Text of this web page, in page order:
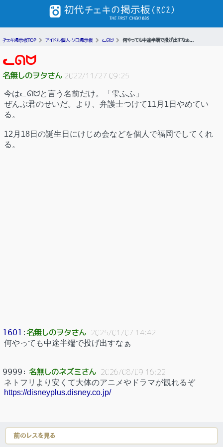
チェキ掲示板TOP アイドル個人・ソロ掲示板 ᓚᘏᗢ 何やっても中途半端で投げ出すなぁ...
ᓚᘏᗢ
名無しのヲタさん 2022/11/27 09:25
今はᓚᘏᗢと言う名前だけ。「雫ふふ」
ぜんぶ君のせいだ。より、弁護士つけて11月1日やめてい
る。
12月18日の誕生日にけじめ会などを個人で福岡でしてくれ
る。
1601 ：名無しのヲタさん 2025/01/07 14:42
何やっても中途半端で投げ出すなぁ
9999 ： 名無しのネズミさん 2026/08/09 16:22
ネトフリより安くて大体のアニメやドラマが観れるぞ
https://disneyplus.disney.co.jp/
前のレスを見る